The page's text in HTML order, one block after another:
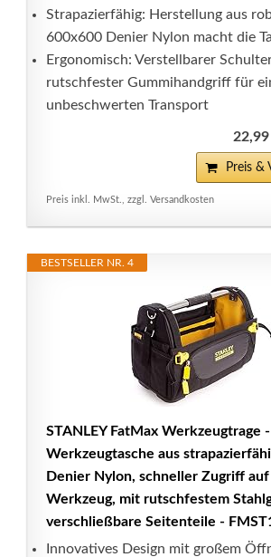
Strapazierfähig: Herstellung aus
600x600 Denier Nylon macht die
Ergonomisch: Verstellbarer
rutschfester Gummihandgriff für
unbeschwerten Transport
22,99
Preis &
Preis inkl. MwSt., zzgl. Versandkosten
BESTSELLER NR. 4
STANLEY FatMax Werkzeugtrage -
Werkzeugtasche aus
Denier Nylon, schneller Zugriff auf
Werkzeug, mit rutschfestem
verschließbare Seitenteile -
Innovatives Design mit großem